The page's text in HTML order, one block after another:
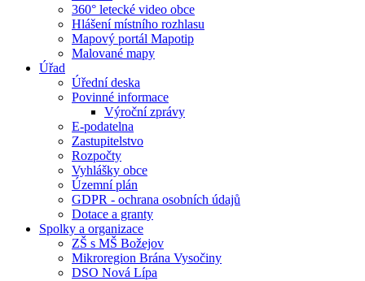
360° letecké video obce
Hlášení místního rozhlasu
Mapový portál Mapotip
Malované mapy
Úřad
Úřední deska
Povinné informace
Výroční zprávy
E-podatelna
Zastupitelstvo
Rozpočty
Vyhlášky obce
Územní plán
GDPR - ochrana osobních údajů
Dotace a granty
Spolky a organizace
ZŠ s MŠ Božejov
Mikroregion Brána Vysočiny
DSO Nová Lípa